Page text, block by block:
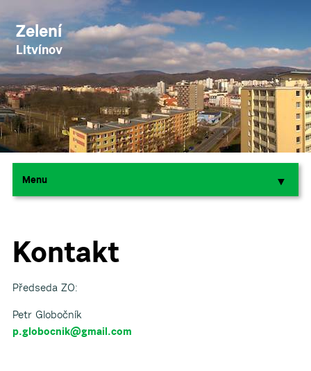
Zelení
Litvínov
Menu ▼
▼
Kontakt
Předseda ZO:
Petr Globočník
p.globocnik@gmail.com